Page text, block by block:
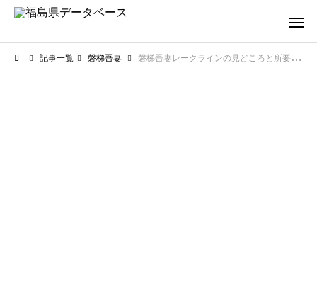
記事一覧 磐梯吾妻 磐梯吾妻レークラインの見どころと所要時間！計画的な観光に役立つ情報